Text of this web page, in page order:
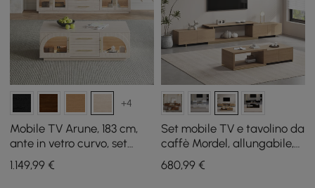
+4
Mobile TV Arune, 183 cm,
ante in vetro curvo, set
tavolino da caffè con
contenitore e LED
1.149,99 €
Set mobile TV e tavolino da
caffè Mordel, allungabile,
in legno naturale
680,99€